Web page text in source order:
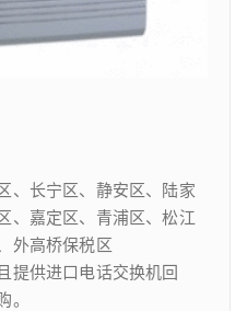
、长宁区、静安区、陆家
、嘉定区、青浦区、松江
外高桥保税区
提供进口电话交换机回